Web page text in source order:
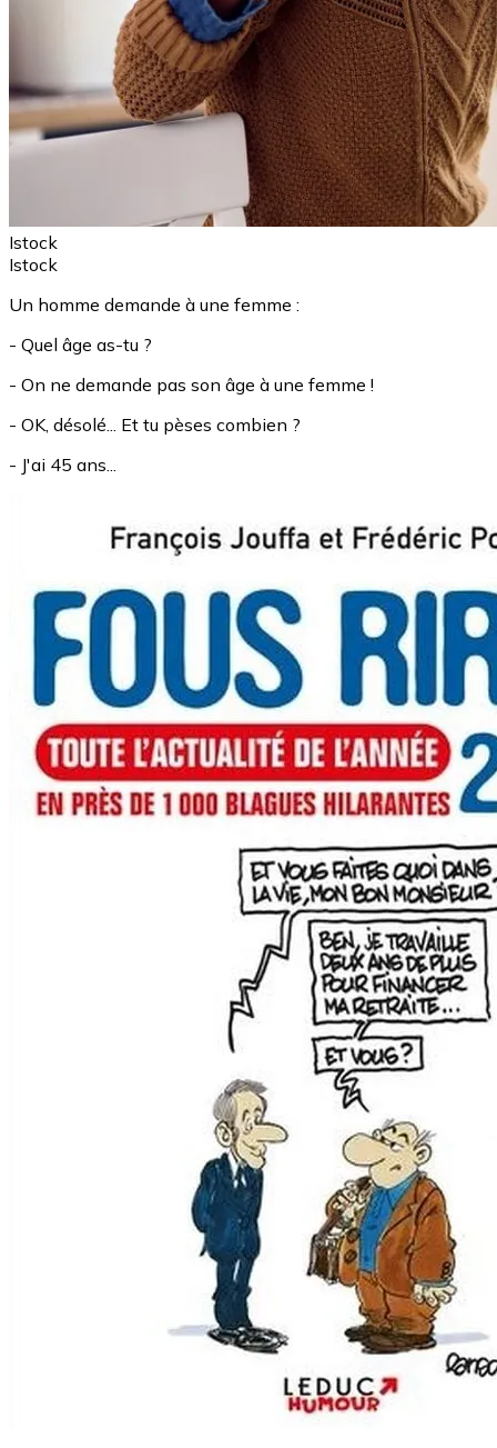
Istock
Istock
Un homme demande à une femme :
- Quel âge as-tu ?
- On ne demande pas son âge à une femme !
- OK, désolé... Et tu pèses combien ?
- J'ai 45 ans...